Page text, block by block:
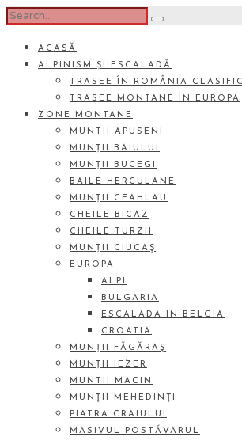
ACASĂ
ALPINISM ȘI ESCALADĂ
TRASEE ÎN ROMÂNIA
TRASEE MONTANE ÎN EUROPA
ZONE MONTANE
MUNTII APUSENI
MUNȚII BAIULUI
MUNȚII BUCEGI
BAILE HERCULANE
MUNȚII CEAHLAU
CHEILE BICAZ
CHEILE TURZII
MUNȚII CIUCAŞ
EUROPA
ALPI
BULGARIA
ESCALADA IN BELGIA
CROATIA
MUNȚII FĂGĂRAŞ
MUNȚII IEZER
MUNTII MACIN
MUNŢII MEHEDINŢI
PIATRA CRAIULUI
MASIVUL POSTĂVARUL